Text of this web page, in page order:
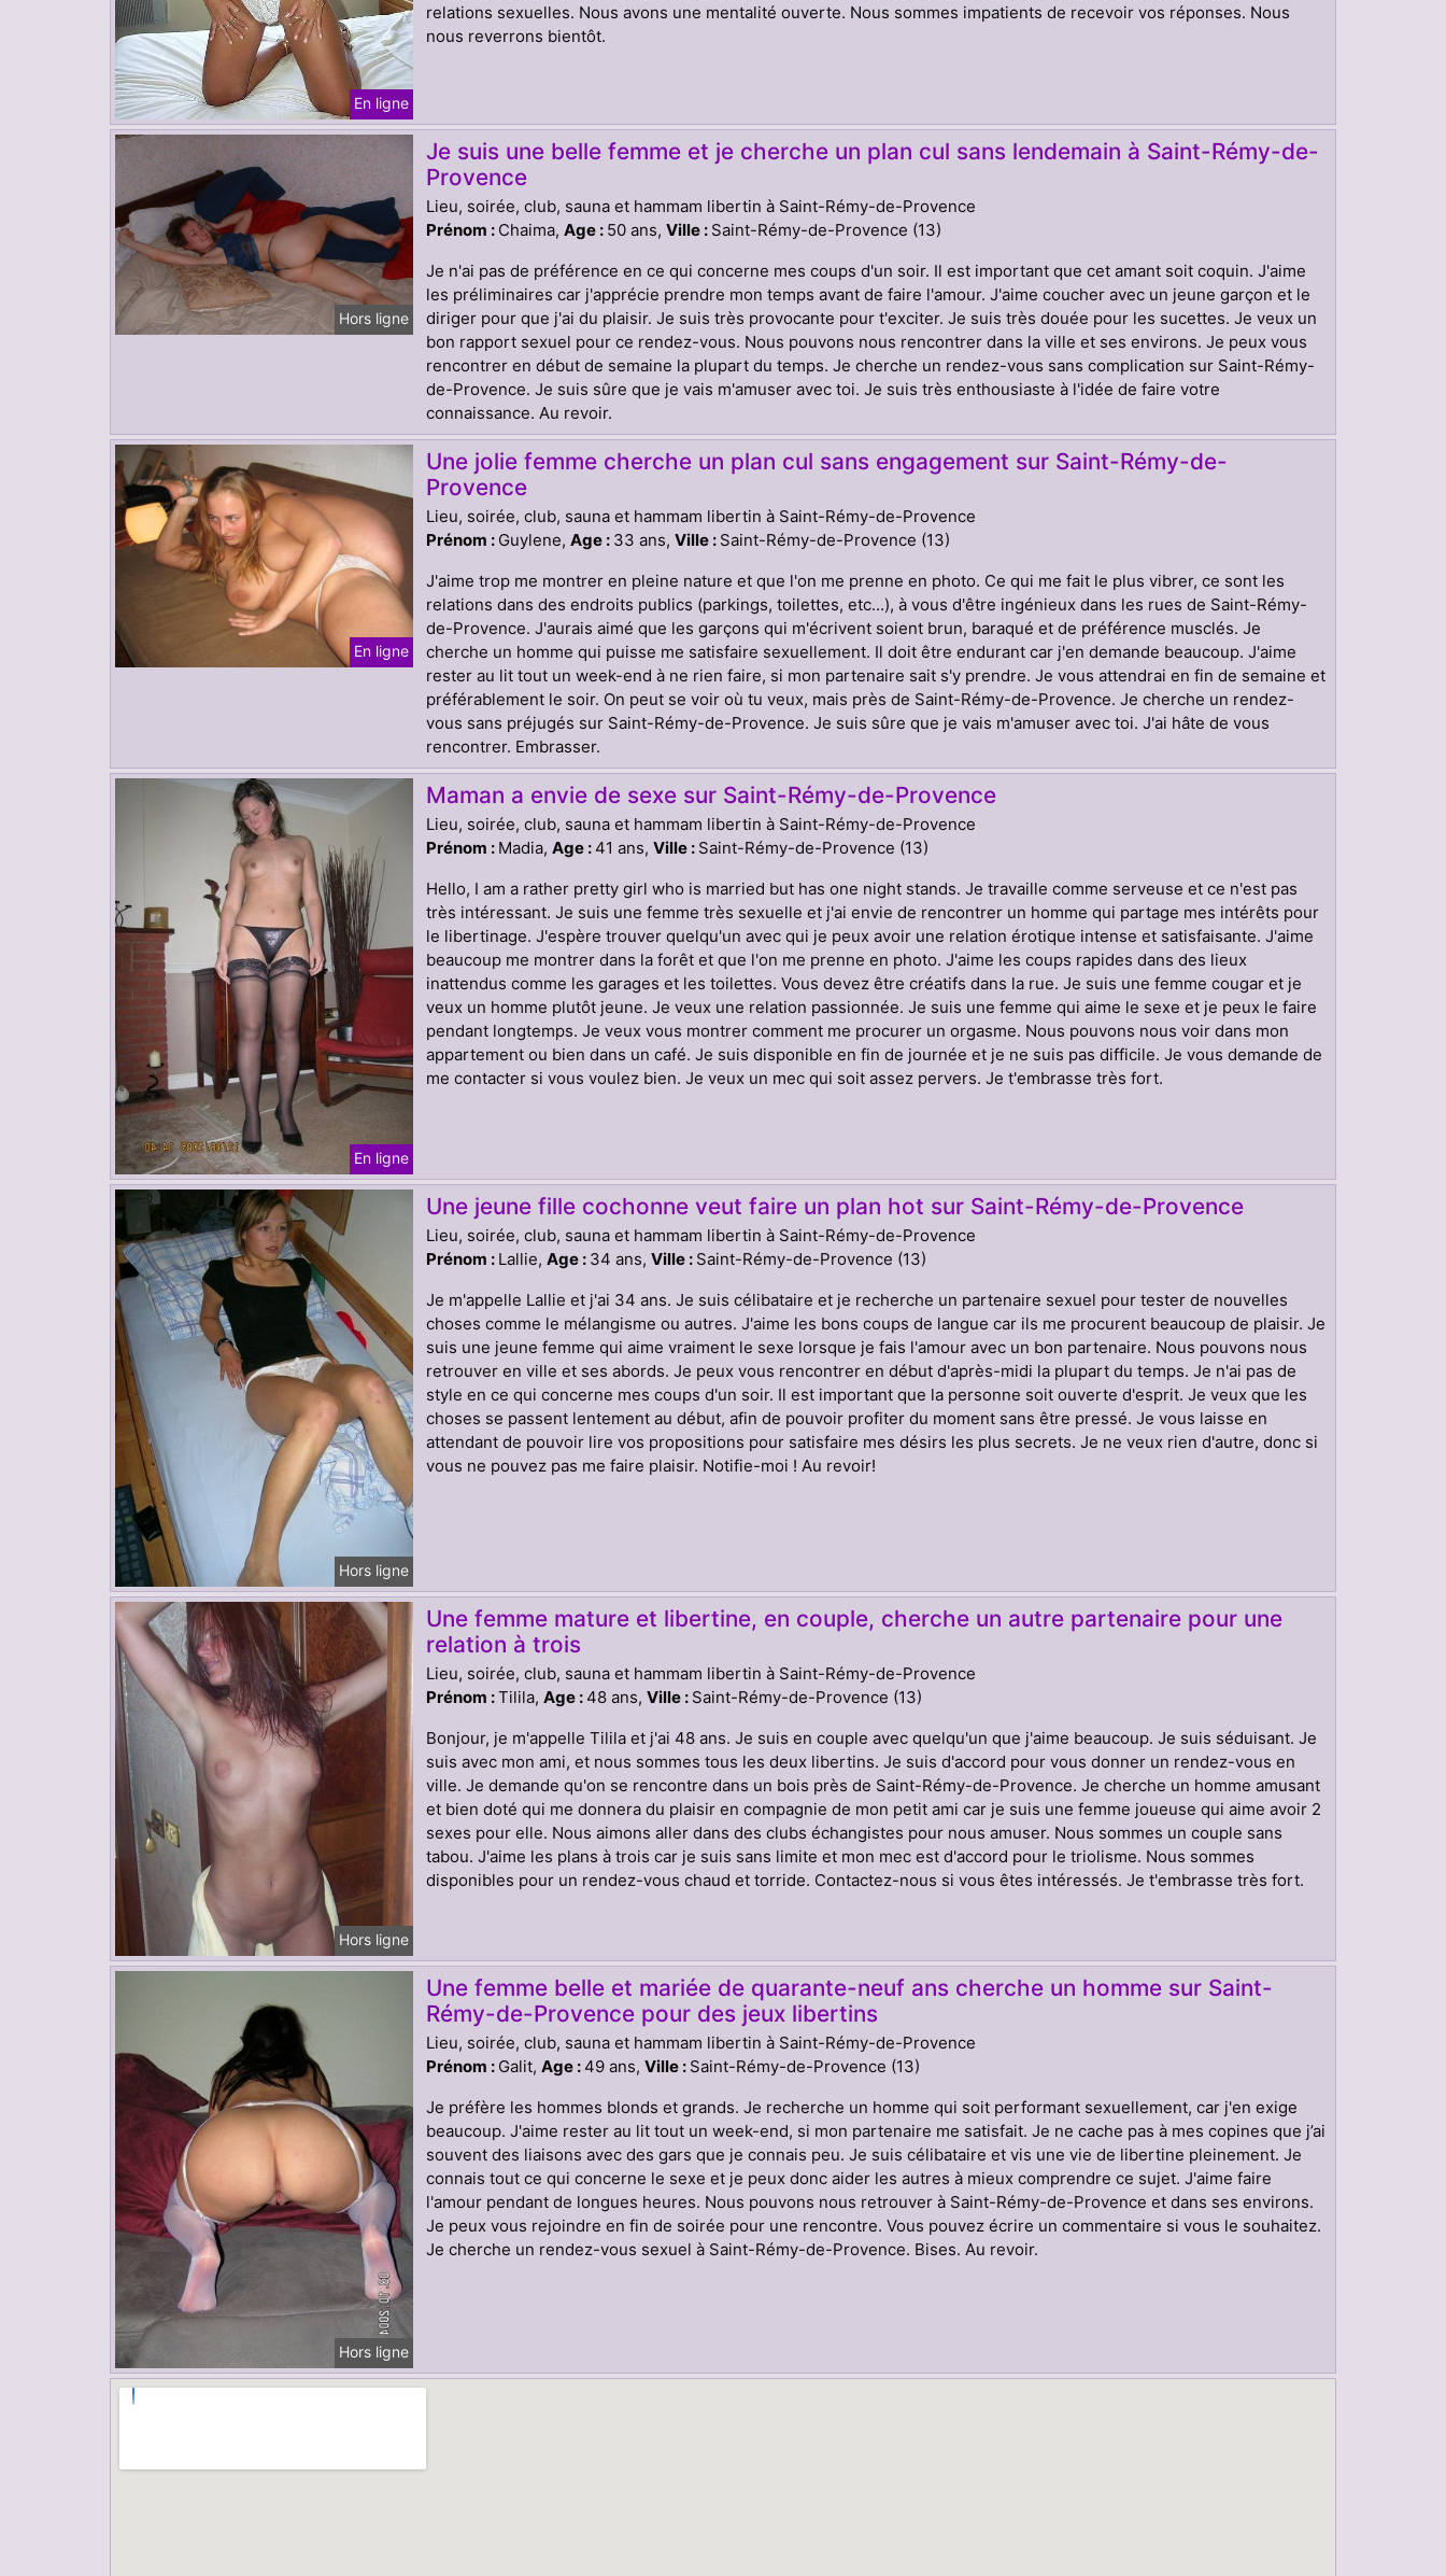
En ligne
relations sexuelles. Nous avons une mentalité ouverte. Nous sommes impatients de recevoir vos réponses. Nous
nous reverrons bientôt.
Hors ligne
Je suis une belle femme et je cherche un plan cul sans lendemain à Saint-Rémy-de-
Provence
Lieu, soirée, club, sauna et hammam libertin à Saint-Rémy-de-Provence
Prénom : Chaima, Age : 50 ans, Ville : Saint-Rémy-de-Provence (13)
Je n'ai pas de préférence en ce qui concerne mes coups d'un soir. Il est important que cet amant soit coquin. J'aime
les préliminaires car j'apprécie prendre mon temps avant de faire l'amour. J'aime coucher avec un jeune garçon et le
diriger pour que j'ai du plaisir. Je suis très provocante pour t'exciter. Je suis très douée pour les sucettes. Je veux un
bon rapport sexuel pour ce rendez-vous. Nous pouvons nous rencontrer dans la ville et ses environs. Je peux vous
rencontrer en début de semaine la plupart du temps. Je cherche un rendez-vous sans complication sur Saint-Rémy-
de-Provence. Je suis sûre que je vais m'amuser avec toi. Je suis très enthousiaste à l'idée de faire votre
connaissance. Au revoir.
En ligne
Une jolie femme cherche un plan cul sans engagement sur Saint-Rémy-de-
Provence
Lieu, soirée, club, sauna et hammam libertin à Saint-Rémy-de-Provence
Prénom : Guylene, Age : 33 ans, Ville : Saint-Rémy-de-Provence (13)
J'aime trop me montrer en pleine nature et que l'on me prenne en photo. Ce qui me fait le plus vibrer, ce sont les
relations dans des endroits publics (parkings, toilettes, etc...), à vous d'être ingénieux dans les rues de Saint-Rémy-
de-Provence. J'aurais aimé que les garçons qui m'écrivent soient brun, baraqué et de préférence musclés. Je
cherche un homme qui puisse me satisfaire sexuellement. Il doit être endurant car j'en demande beaucoup. J'aime
rester au lit tout un week-end à ne rien faire, si mon partenaire sait s'y prendre. Je vous attendrai en fin de semaine et
préférablement le soir. On peut se voir où tu veux, mais près de Saint-Rémy-de-Provence. Je cherche un rendez-
vous sans préjugés sur Saint-Rémy-de-Provence. Je suis sûre que je vais m'amuser avec toi. J'ai hâte de vous
rencontrer. Embrasser.
En ligne
Maman a envie de sexe sur Saint-Rémy-de-Provence
Lieu, soirée, club, sauna et hammam libertin à Saint-Rémy-de-Provence
Prénom : Madia, Age : 41 ans, Ville : Saint-Rémy-de-Provence (13)
Hello, I am a rather pretty girl who is married but has one night stands. Je travaille comme serveuse et ce n'est pas
très intéressant. Je suis une femme très sexuelle et j'ai envie de rencontrer un homme qui partage mes intérêts pour
le libertinage. J'espère trouver quelqu'un avec qui je peux avoir une relation érotique intense et satisfaisante. J'aime
beaucoup me montrer dans la forêt et que l'on me prenne en photo. J'aime les coups rapides dans des lieux
inattendus comme les garages et les toilettes. Vous devez être créatifs dans la rue. Je suis une femme cougar et je
veux un homme plutôt jeune. Je veux une relation passionnée. Je suis une femme qui aime le sexe et je peux le faire
pendant longtemps. Je veux vous montrer comment me procurer un orgasme. Nous pouvons nous voir dans mon
appartement ou bien dans un café. Je suis disponible en fin de journée et je ne suis pas difficile. Je vous demande de
me contacter si vous voulez bien. Je veux un mec qui soit assez pervers. Je t'embrasse très fort.
Hors ligne
Une jeune fille cochonne veut faire un plan hot sur Saint-Rémy-de-Provence
Lieu, soirée, club, sauna et hammam libertin à Saint-Rémy-de-Provence
Prénom : Lallie, Age : 34 ans, Ville : Saint-Rémy-de-Provence (13)
Je m'appelle Lallie et j'ai 34 ans. Je suis célibataire et je recherche un partenaire sexuel pour tester de nouvelles
choses comme le mélangisme ou autres. J'aime les bons coups de langue car ils me procurent beaucoup de plaisir. Je
suis une jeune femme qui aime vraiment le sexe lorsque je fais l'amour avec un bon partenaire. Nous pouvons nous
retrouver en ville et ses abords. Je peux vous rencontrer en début d'après-midi la plupart du temps. Je n'ai pas de
style en ce qui concerne mes coups d'un soir. Il est important que la personne soit ouverte d'esprit. Je veux que les
choses se passent lentement au début, afin de pouvoir profiter du moment sans être pressé. Je vous laisse en
attendant de pouvoir lire vos propositions pour satisfaire mes désirs les plus secrets. Je ne veux rien d'autre, donc si
vous ne pouvez pas me faire plaisir. Notifie-moi ! Au revoir!
Hors ligne
Une femme mature et libertine, en couple, cherche un autre partenaire pour une
relation à trois
Lieu, soirée, club, sauna et hammam libertin à Saint-Rémy-de-Provence
Prénom :Tilila, Age : 48 ans, Ville : Saint-Rémy-de-Provence (13)
Bonjour, je m'appelle Tilila et j'ai 48 ans. Je suis en couple avec quelqu'un que j'aime beaucoup. Je suis séduisant. Je
suis avec mon ami, et nous sommes tous les deux libertins. Je suis d'accord pour vous donner un rendez-vous en
ville. Je demande qu'on se rencontre dans un bois près de Saint-Rémy-de-Provence. Je cherche un homme amusant
et bien doté qui me donnera du plaisir en compagnie de mon petit ami car je suis une femme joueuse qui aime avoir 2
sexes pour elle. Nous aimons aller dans des clubs échangistes pour nous amuser. Nous sommes un couple sans
tabou. J'aime les plans à trois car je suis sans limite et mon mec est d'accord pour le triolisme. Nous sommes
disponibles pour un rendez-vous chaud et torride. Contactez-nous si vous êtes intéressés. Je t'embrasse très fort.
Hors ligne
Une femme belle et mariée de quarante-neuf ans cherche un homme sur Saint-
Rémy-de-Provence pour des jeux libertins
Lieu, soirée, club, sauna et hammam libertin à Saint-Rémy-de-Provence
Prénom : Galit, Age : 49 ans, Ville : Saint-Rémy-de-Provence (13)
Je préfère les hommes blonds et grands. Je recherche un homme qui soit performant sexuellement, car j'en exige
beaucoup. J'aime rester au lit tout un week-end, si mon partenaire me satisfait. Je ne cache pas à mes copines que j’ai
souvent des liaisons avec des gars que je connais peu. Je suis célibataire et vis une vie de libertine pleinement. Je
connais tout ce qui concerne le sexe et je peux donc aider les autres à mieux comprendre ce sujet. J'aime faire
l'amour pendant de longues heures. Nous pouvons nous retrouver à Saint-Rémy-de-Provence et dans ses environs.
Je peux vous rejoindre en fin de soirée pour une rencontre. Vous pouvez écrire un commentaire si vous le souhaitez.
Je cherche un rendez-vous sexuel à Saint-Rémy-de-Provence. Bises. Au revoir.